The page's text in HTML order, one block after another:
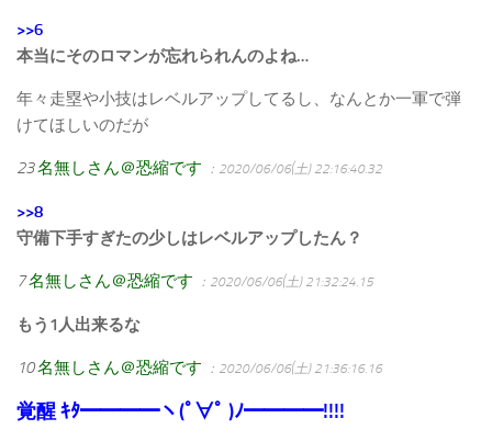
>>6
本当にそのロマンが忘れられんのよね…
年々走塁や小技はレベルアップしてるし、なんとか一軍で弾
けてほしいのだが
23名無しさん＠恐縮です ：2020/06/06(土) 22:16:40.32
>>8
守備下手すぎたの少しはレベルアップしたん？
7名無しさん＠恐縮です ：2020/06/06(土) 21:32:24.15
もう1人出来るな
10名無しさん＠恐縮です ：2020/06/06(土) 21:36:16.16
覚醒 ｷﾀ━━━━ヽ(ﾟ∀ﾟ )ﾉ━━━━!!!!